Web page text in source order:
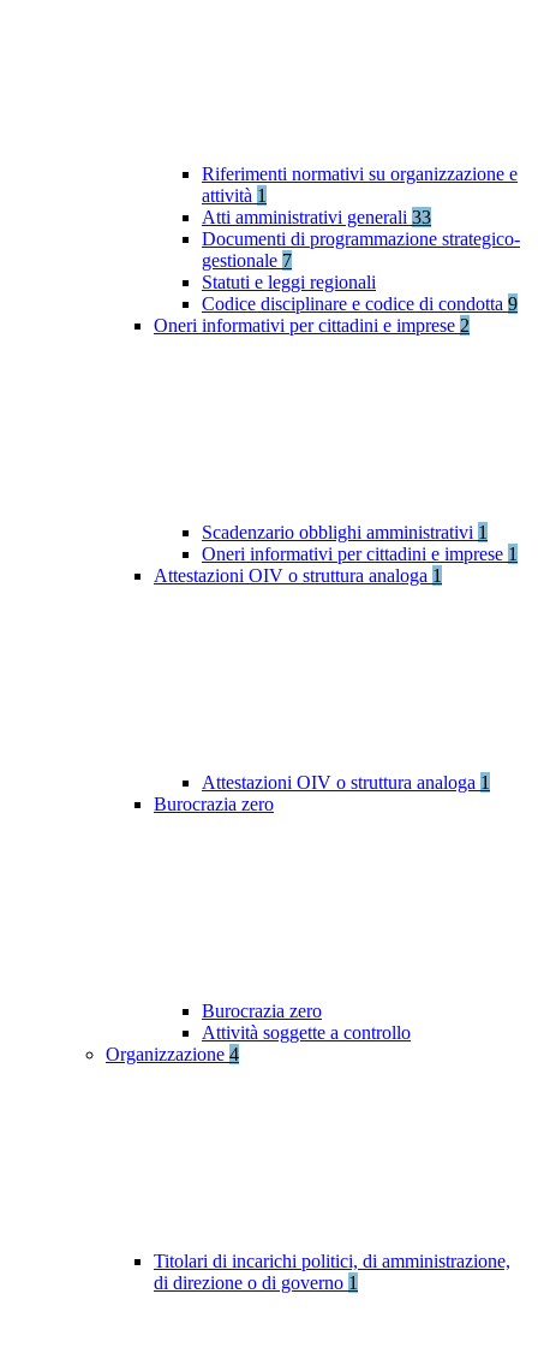
Riferimenti normativi su organizzazione e
attività 1
Atti amministrativi generali 33
Documenti di programmazione strategico-
gestionale 7
Statuti e leggi regionali
Codice disciplinare e codice di condotta 9
Oneri informativi per cittadini e imprese 2
Scadenzario obblighi amministrativi 1
Oneri informativi per cittadini e imprese 1
Attestazioni OIV o struttura analoga 1
Attestazioni OIV o struttura analoga 1
Burocrazia zero
Burocrazia zero
Attività soggette a controllo
Organizzazione 4
Titolari di incarichi politici, di amministrazione,
di direzione o di governo 1